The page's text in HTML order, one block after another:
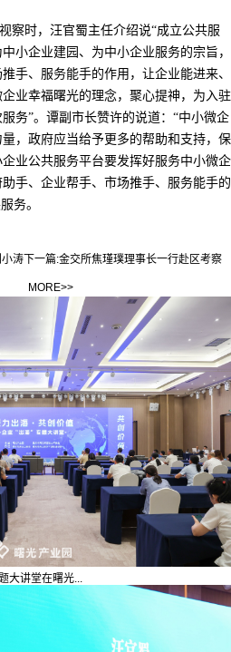
察时，汪官蜀主任介绍说“成立公共服
小企业建园、为中小企业服务的宗旨，
手、服务能手的作用，让企业能进来、
业幸福曙光的理念，聚心提神，为入驻
务”。谭副市长赞许的说道：“中小微企
，政府应当给予更多的帮助和支持，保
业公共服务平台要发挥好服务中小微企
手、企业帮手、市场推手、服务能手的
务。
涛下一篇:金交所焦瑾璞理事长一行赴区考察
MORE>>
大讲堂在曙光...